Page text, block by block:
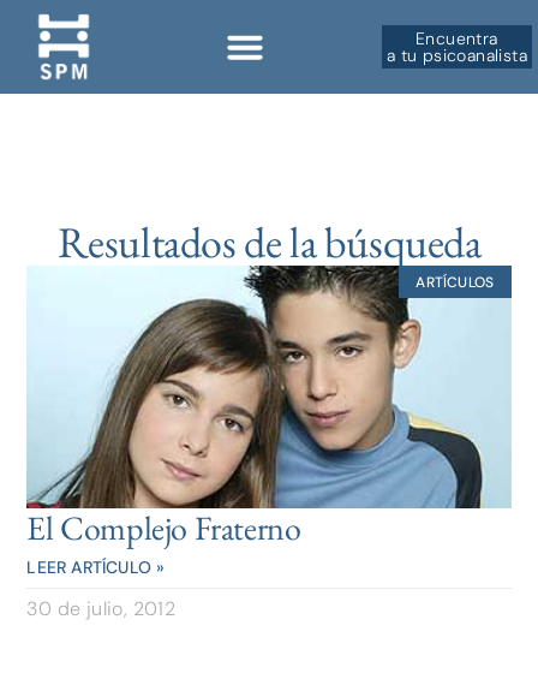
Encuentra
a tu psicoanalista
Resultados de la búsqueda
ARTÍCULOS
El Complejo Fraterno
LEER ARTÍCULO »
30 de julio, 2012